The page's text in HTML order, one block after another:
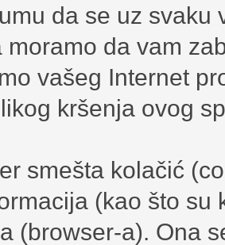
da se uz svaku
moramo da vam
vašeg Internet
kršenja ovog
smešta kolačić
(kao što su
(browser-a). Ona